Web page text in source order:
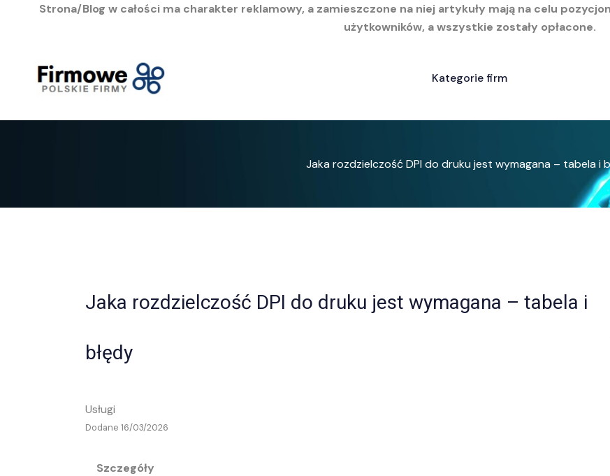
Strona/Blog w całości ma charakter reklamowy, a zamieszczone na niej artykuły mają na celu
użytkowników, a wszystkie zostały opłacone.
Kategorie firm
Jaka rozdzielczość DPI do druku jest wymagana – tabela i
Jaka rozdzielczość DPI do druku jest wymagana – tabela i
błędy
Usługi
Dodane 16/03/2026
Szczegóły